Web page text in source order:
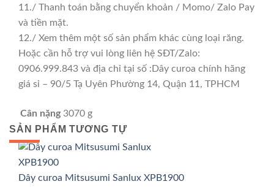
11./ Thanh toán bằng chuyển khoản / Momo/ Zalo Pay
và tiền mặt.
12./ Xem thêm một số sản phẩm khác cùng loại răng.
Hoặc cần hỗ trợ vui lòng liên hệ SĐT/Zalo:
0906.999.843 và địa chỉ tại số :Dây curoa chính hãng
giá sỉ – 90/5 Tạ Uyên Phường 14, Quận 11, TPHCM
Cân nặng 3070 g
SẢN PHẨM TƯƠNG TỰ
GIÁ SỈ
GIÁ TỐT
Dây curoa Mitsusumi Sanlux XPB1900